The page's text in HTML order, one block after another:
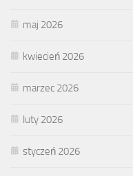
maj 2026
kwiecień 2026
marzec 2026
luty 2026
styczeń 2026